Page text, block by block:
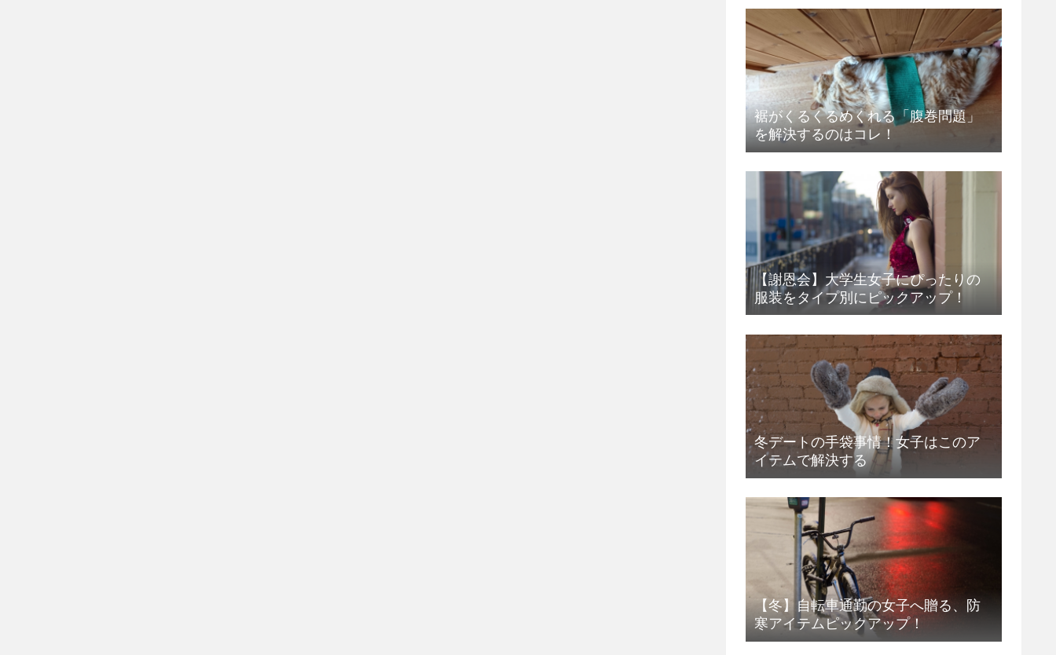
裾がくるくるめくれる「腹巻問題」
を解決するのはコレ！
【謝恩会】大学生女子にぴったりの
服装をタイプ別にピックアップ！
冬デートの手袋事情！女子はこのア
イテムで解決する
【冬】自転車通勤の女子へ贈る、防
寒アイテムピックアップ！